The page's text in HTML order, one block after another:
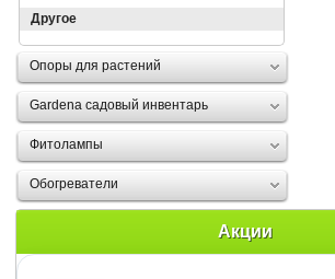
Другое
Опоры для растений
Gardena садовый инвентарь
Фитолампы
Обогреватели
Акции